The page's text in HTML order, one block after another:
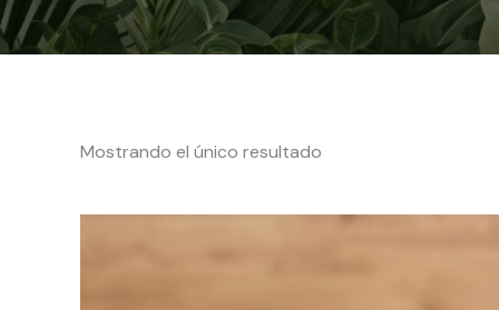
Mostrando el único resultado